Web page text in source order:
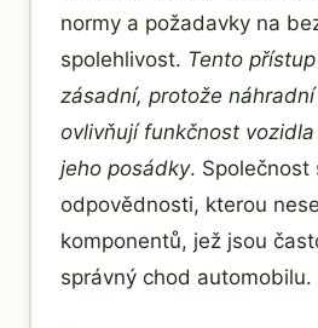
normy a požadavky na
spolehlivost. Tento
zásadní, protože
ovlivňují funkčnost
jeho posádky. Společnost
odpovědnosti, kterou
komponentů, jež jsou
správný chod automobilu.